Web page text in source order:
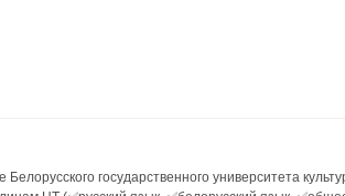
государственного университета